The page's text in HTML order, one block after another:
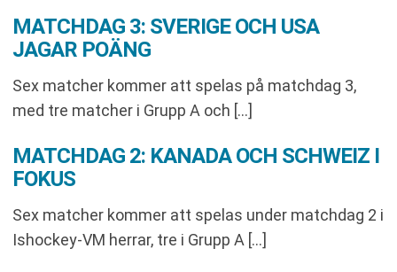
MATCHDAG 3: SVERIGE OCH USA
JAGAR POÄNG
Sex matcher kommer att spelas på matchdag 3,
med tre matcher i Grupp A och […]
MATCHDAG 2: KANADA OCH SCHWEIZ I
FOKUS
Sex matcher kommer att spelas under matchdag 2 i
Ishockey-VM herrar, tre i Grupp A […]